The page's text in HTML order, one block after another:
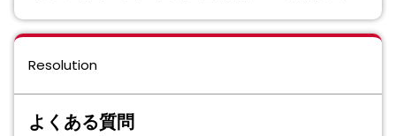
Resolution
よくある質問